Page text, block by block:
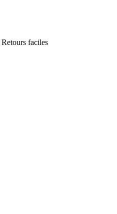
Retours faciles